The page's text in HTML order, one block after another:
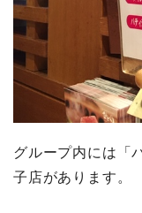
グループ内には「
子店があります。